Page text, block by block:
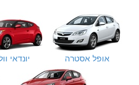
אופל אסטרה יונדאי